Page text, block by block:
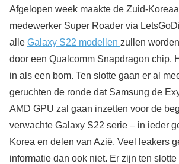
Afgelopen week maakte de Zuid-
medewerker Super Roader via
alle Galaxy S22 modellen zullen
door een Qualcomm Snapdragon chip.
in als een bom. Ten slotte gaan er al
geruchten de ronde dat Samsung de
AMD GPU zal gaan inzetten voor de
verwachte Galaxy S22 serie – in ieder
Korea en delen van Azië. Veel leakers
informatie dan ook niet. Er zijn ten